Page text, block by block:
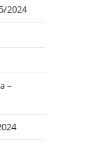
2024
–